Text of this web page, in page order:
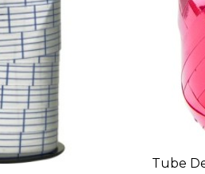
Tube